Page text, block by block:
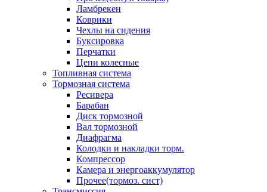
Ламбрекен
Коврики
Чехлы на сидения
Буксировка
Перчатки
Цепи колесные
Топливная система
Тормозная система
Ресивера
Барабан
Диск тормозной
Вал тормозной
Диафрагма
Колодки и накладки торм.
Компрессор
Камера и энергоаккумулятор
Прочее(тормоз. сист)